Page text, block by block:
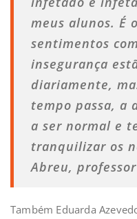
meus alunos. É
sentimentos
insegurança
diariamente,
tempo passa, a
a ser normal e
tranquilizar os
Abreu,
Também Eduarda